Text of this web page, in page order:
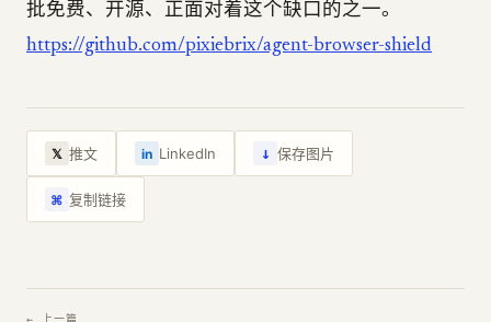
批免费、开源、正面对着这个缺口的之一。
https://github.com/pixiebrix/agent-browser-shield
𝕏 推文 in LinkedIn ↓ 保存图片
⌘ 复制链接
← 上一篇